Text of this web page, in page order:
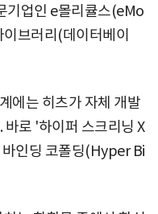
기업인 e몰리큘스(eMo
브러리(데이터베이
에는 히츠가 자체 개발
바로 '하이퍼 스크리닝 X
인딩 코폴딩(Hyper Bi